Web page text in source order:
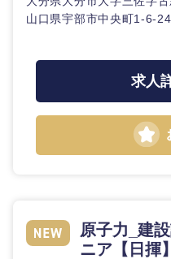
山口県宇部市中央町1-6-
求人
原子力_建
ニア【日揮】